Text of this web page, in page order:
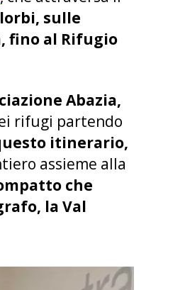
sulle
fino al Rifugio
Abazia,
rifugi partendo
itinerario,
assieme alla
che
la Val